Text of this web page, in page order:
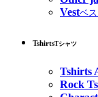
Vestベス
TshirtsTシャツ
Tshirts
Rock